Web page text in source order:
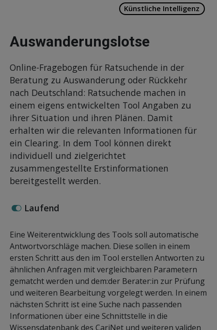
Künstliche Intelligenz
Auswanderungslotse
Online-Fragebogen für Ratsuchende in der
Beratung zu Auswanderung oder Rückkehr
nach Deutschland: Ratsuchende machen in
einem eigens entwickelten Tool Angaben zu
ihrer Situation und ihren Plänen. Damit
erhalten wir die relevanten Informationen für
ein Clearing. In dem Tool können direkt
individuell und zielgerichtet
zusammengestellte Erstinformationen
bereitgestellt werden.
Laufend
Eine Weiterentwicklung des Tools soll automatische
Antwortvorschläge machen. Diese sollen in einem
ersten Schritt aus den im Tool erstellen Antworten zu
ähnlichen Anfragen mit vergleichbaren Parametern
gematcht werden und dem:der Berater:in zur Prüfung
und weiteren Bearbeitung vorgelegt werden. In einem
nächsten Schritt ist eine Suche nach passenden
Informationen über eine Schnittstelle in die
Wissensdatenbank des CariNet und weiteren validen